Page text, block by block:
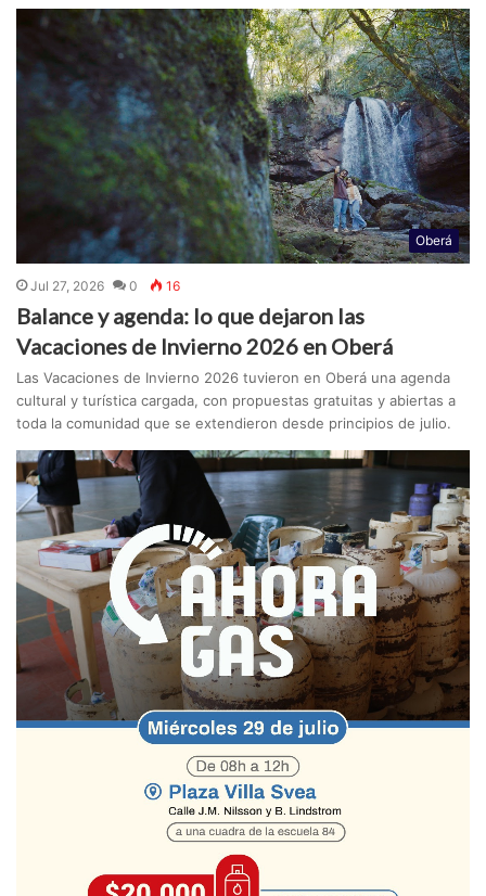
Oberá
Jul 27, 2026 0 16
Balance y agenda: lo que dejaron las
Vacaciones de Invierno 2026 en Oberá
Las Vacaciones de Invierno 2026 tuvieron en Oberá una agenda
cultural y turística cargada, con propuestas gratuitas y abiertas a
toda la comunidad que se extendieron desde principios de julio.